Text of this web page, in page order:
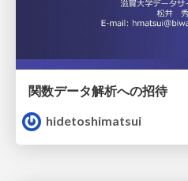
関数データ解析への招待
hidetoshimatsui